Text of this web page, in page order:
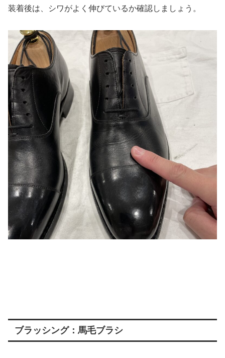
装着後は、シワがよく伸びているか確認しましょう。
ブラッシング：馬毛ブラシ